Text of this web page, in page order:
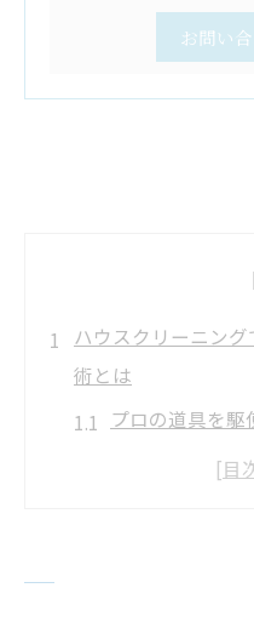
お問い
ハウスクリーニン
術とは
プロの道具を
専門清掃員が